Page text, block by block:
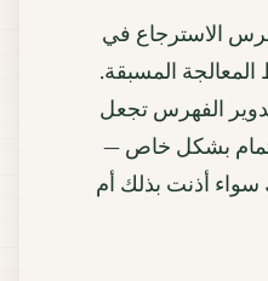
الاسترجاع في
المسبقة.
الفهرس تجعل
بشكل خاص —
سواء أذنت بذلك أم